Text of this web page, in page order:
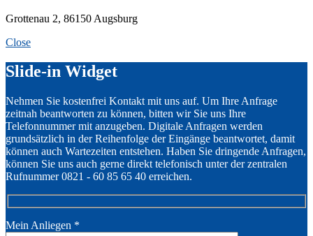
Grottenau 2, 86150 Augsburg
Close
Slide-in Widget
Nehmen Sie kostenfrei Kontakt mit uns auf. Um Ihre Anfrage
zeitnah beantworten zu können, bitten wir Sie uns Ihre
Telefonnummer mit anzugeben. Digitale Anfragen werden
grundsätzlich in der Reihenfolge der Eingänge beantwortet, damit
können auch Wartezeiten entstehen. Haben Sie dringende Anfragen,
können Sie uns auch gerne direkt telefonisch unter der zentralen
Rufnummer 0821 - 60 85 65 40 erreichen.
Mein Anliegen *